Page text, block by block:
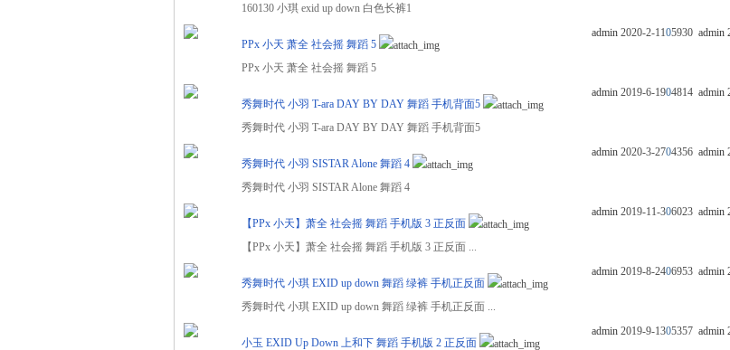
160130 小琪 exid up down 白色长裤1
PPx 小天 萧全 社会摇 舞蹈 5
PPx 小天 萧全 社会摇 舞蹈 5
admin 2020-2-1105930 admin
秀舞时代 小羽 T-ara DAY BY DAY 舞蹈 手机背面5
秀舞时代 小羽 T-ara DAY BY DAY 舞蹈 手机背面5
admin 2019-6-1904814 admin
秀舞时代 小羽 SISTAR Alone 舞蹈 4
秀舞时代 小羽 SISTAR Alone 舞蹈 4
admin 2020-3-2704356 admin
【PPx 小天】萧全 社会摇 舞蹈 手机版 3 正反面
【PPx 小天】萧全 社会摇 舞蹈 手机版 3 正反面 ...
admin 2019-11-306023 admin
秀舞时代 小琪 EXID up down 舞蹈 绿裤 手机正反面
秀舞时代 小琪 EXID up down 舞蹈 绿裤 手机正反面 ...
admin 2019-8-2406953 admin
小玉 EXID Up Down 上和下 舞蹈 手机版 2 正反面
admin 2019-9-1305357 admin